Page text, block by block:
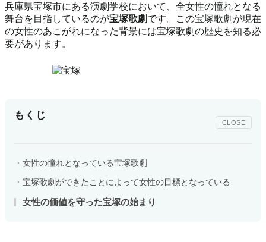
兵庫県宝塚市にある演劇学校において、全女性の憧れとなる
舞台を目指しているのが宝塚歌劇 です。この宝塚歌劇が現在
の女性のあこがれになった背景には宝塚歌劇の歴史を知る必
要があります。
もくじ
CLOSE
女性の憧れとなっている宝塚歌劇
宝塚歌劇ができたことによって女性の目標となっている
女性の価値を守った宝塚の始まり